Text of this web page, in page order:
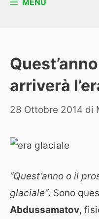
MENU
arriverà
28 Ottobre 2014 di
“Quest’anno o il
glaciale“. Sono
Abdussamatov,